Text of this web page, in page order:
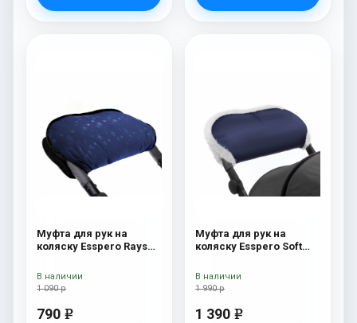
Муфта для рук на
коляску Esspero Rays
1 090 р
790 e
В наличии
Муфта для рук на
коляску Esspero Soft
1 990 р
1 390 e
В наличии